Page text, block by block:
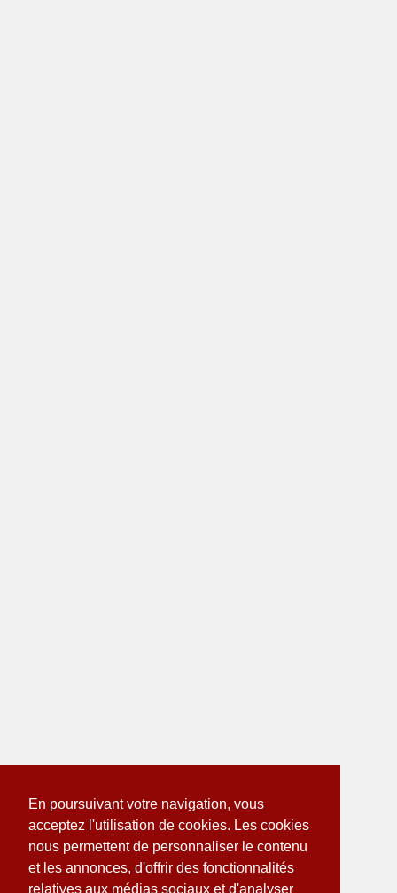
En poursuivant votre navigation, vous
acceptez l'utilisation de cookies. Les cookies
nous permettent de personnaliser le contenu
et les annonces, d'offrir des fonctionnalités
relatives aux médias sociaux et d'analyser